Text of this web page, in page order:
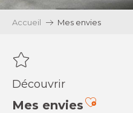
Accueil Mes envies
Découvrir
Mes envies